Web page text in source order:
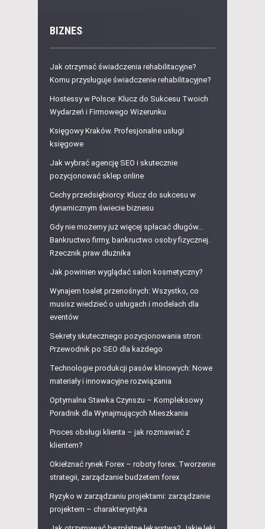
BIZNES
Jak otrzymać świadczenia rehabilitacyjne?
Komu przysługuje świadczenie rehabilitacyjne?
Hostessy w Polsce: Klucz do Sukcesu Twoich
Wydarzeń i Firmowego Wizerunku
Księgowy Kraków. Profesjonalne usługi
księgowe
Jak wybrać agencję SEO i skutecznie
pozycjonować sklep online
Cechy przedsiębiorcy: Klucz do sukcesu w
dynamicznym świecie biznesu
Gdy nie możemy już więcej spłacać długów…
Bankructwo firmy, bankructwo osoby fizycznej.
Rzecznik praw dłużnika
Jak powinien wyglądać salon kosmetyczny?
Wynajem toalet przenośnych: Wszystko, co
musisz wiedzieć o usługach i modelach dla
eventów
Sekrety skutecznego pozycjonowania stron:
Przewodnik po SEO dla każdego
Technologie produkcji pasów klinowych: Nowe
materiały i innowacyjne rozwiązania
Optymalna Stawka Czynszu – Kompleksowy
Poradnik dla Wynajmujących Mieszkania
Proces obsługi klienta – jak rozmawiać z
klientem?
Okiełznać rynek Forex – roboty forex. Tworzenie
strategii, zarządzanie budżetem forex
Ryzyko w zarządzaniu projektami: zarządzanie
projektem – charakterystyka